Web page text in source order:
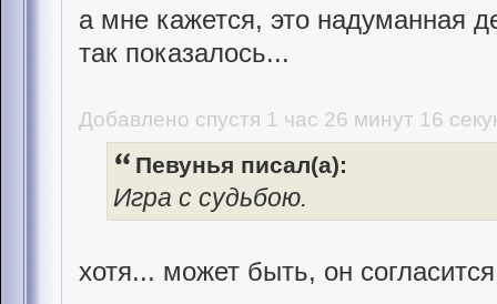
а мне кажется, это надуманная
так показалось...
Добавлено спустя 1 час 26 минут 16
Певунья писал(а):
Игра с судьбою.
хотя... может быть, он